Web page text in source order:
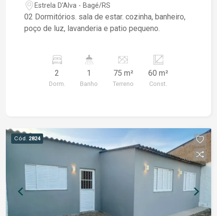
Estrela D'Alva - Bagé/RS
02 Dormitórios. sala de estar. cozinha, banheiro,
poço de luz, lavanderia e patio pequeno.
2
Dorm.
1
Banho
75 m²
Terreno
60 m²
Const.
Cód. 2824